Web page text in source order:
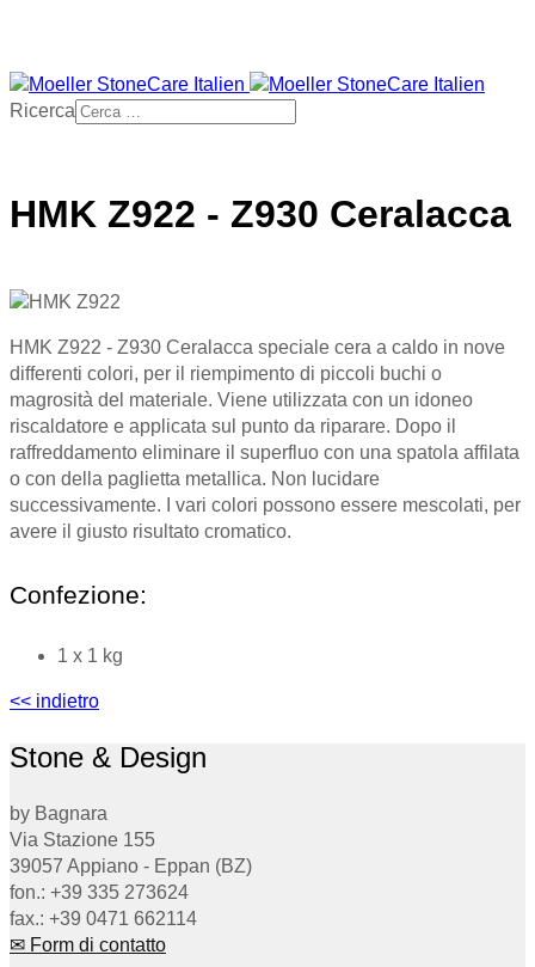
Ricerca
HMK Z922 - Z930 Ceralacca
HMK Z922 - Z930 Ceralacca speciale cera a caldo in nove
differenti colori, per il riempimento di piccoli buchi o
magrosità del materiale. Viene utilizzata con un idoneo
riscaldatore e applicata sul punto da riparare. Dopo il
raffreddamento eliminare il superfluo con una spatola affilata
o con della paglietta metallica. Non lucidare
successivamente. I vari colori possono essere mescolati, per
avere il giusto risultato cromatico.
Confezione:
1 x 1 kg
<< indietro
Stone & Design
by Bagnara
Via Stazione 155
39057 Appiano - Eppan (BZ)
fon.: +39 335 273624
fax.: +39 0471 662114
✉ Form di contatto